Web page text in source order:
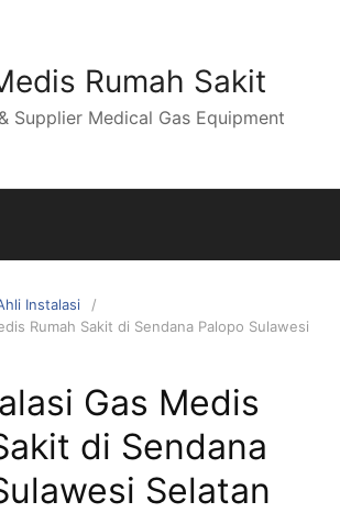
Rumah Sakit
Supplier Medical Gas Equipment
Instalasi
Rumah Sakit di Sendana Palopo Sulawesi
Gas Medis
di Sendana
Selatan